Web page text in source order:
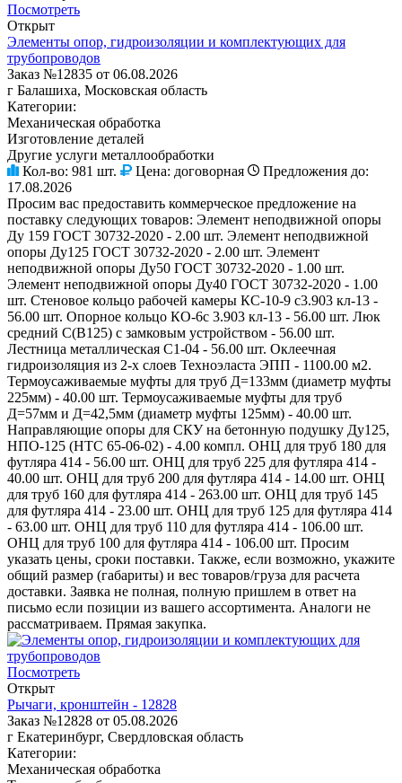
Посмотреть
Открыт
Элементы опор, гидроизоляции и комплектующих для
трубопроводов
Заказ №12835 от 06.08.2026
г Балашиха, Московская область
Категории:
Механическая обработка
Изготовление деталей
Другие услуги металлообработки
Кол-во: 981 шт. Цена: договорная
Предложения до:
17.08.2026
Просим вас предоставить коммерческое предложение на
поставку следующих товаров: Элемент неподвижной опоры
Ду 159 ГОСТ 30732-2020 - 2.00 шт. Элемент неподвижной
опоры Ду125 ГОСТ 30732-2020 - 2.00 шт. Элемент
неподвижной опоры Ду50 ГОСТ 30732-2020 - 1.00 шт.
Элемент неподвижной опоры Ду40 ГОСТ 30732-2020 - 1.00
шт. Стеновое кольцо рабочей камеры КС-10-9 с3.903 кл-13 -
56.00 шт. Опорное кольцо КО-6с 3.903 кл-13 - 56.00 шт. Люк
средний С(В125) с замковым устройством - 56.00 шт.
Лестница металлическая C1-04 - 56.00 шт. Оклеечная
гидроизоляция из 2-х слоев Техноэласта ЭПП - 1100.00 м2.
Термоусаживаемые муфты для труб Д=133мм (диаметр муфты
225мм) - 40.00 шт. Термоусаживаемые муфты для труб
Д=57мм и Д=42,5мм (диаметр муфты 125мм) - 40.00 шт.
Направляющие опоры для СКУ на бетонную подушку Ду125,
НПО-125 (НТС 65-06-02) - 4.00 компл. ОНЦ для труб 180 для
футляра 414 - 56.00 шт. ОНЦ для труб 225 для футляра 414 -
40.00 шт. ОНЦ для труб 200 для футляра 414 - 14.00 шт. ОНЦ
для труб 160 для футляра 414 - 263.00 шт. ОНЦ для труб 145
для футляра 414 - 23.00 шт. ОНЦ для труб 125 для футляра 414
- 63.00 шт. ОНЦ для труб 110 для футляра 414 - 106.00 шт.
ОНЦ для труб 100 для футляра 414 - 106.00 шт. Просим
указать цены, сроки поставки. Также, если возможно, укажите
общий размер (габариты) и вес товаров/груза для расчета
доставки. Заявка не полная, полную пришлем в ответ на
письмо если позиции из вашего ассортимента. Аналоги не
рассматриваем. Прямая закупка.
Посмотреть
Открыт
Рычаги, кронштейн - 12828
Заказ №12828 от 05.08.2026
г Екатеринбург, Свердловская область
Категории:
Механическая обработка